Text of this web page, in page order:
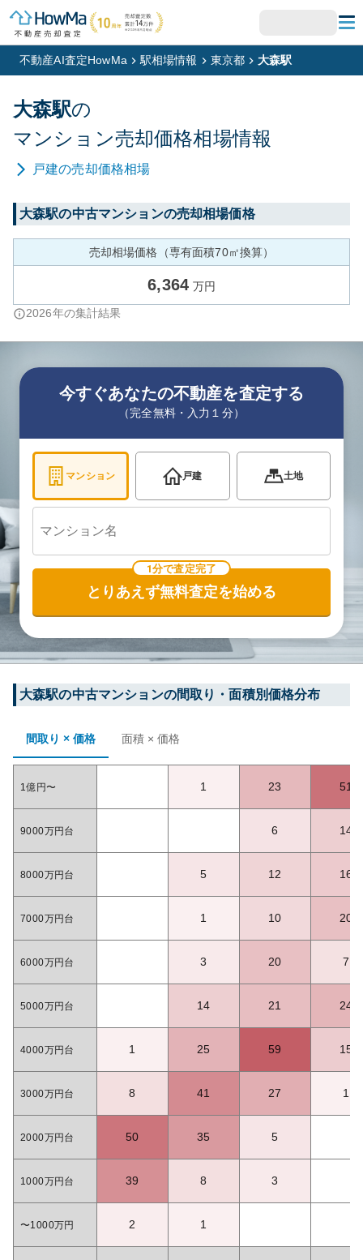
不動産AI査定HowMa 駅相場情報 東京都 大森駅
大森駅の
マンション売却価格相場情報
戸建の売却価格相場
大森駅の中古マンションの売却相場価格
売却相場価格（専有面積70㎡換算）
6,364 万円
2026年の集計結果
今すぐあなたの不動産を査定する
（完全無料・入力１分）
マンション 戸建 土地
1分で査定完了
とりあえず無料査定を始める
大森駅の中古マンションの間取り・面積別価格分布
間取り × 価格 面積 × 価格
1億円〜 1 23 51
9000万円台 6 14
8000万円台 5 12 16
7000万円台 1 10 20
6000万円台 3 20 7
5000万円台 14 21 24
4000万円台 1 25 59 15
3000万円台 8 41 27 1
2000万円台 50 35 5
1000万円台 39 8 3
〜1000万円 2 1